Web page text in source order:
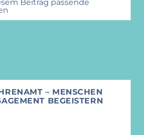
Beitrag passende
– MENSCHEN
BEGEISTERN